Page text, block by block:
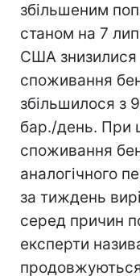
збільшеним
станом на 7
США
споживання
збільшилося з
бар./день. При
споживання
аналогічного
за тиждень
серед причин
експерти